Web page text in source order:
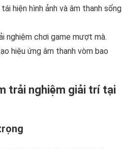
hiện hình ảnh và âm thanh sống
nghiệm chơi game mượt mà.
hiệu ứng âm thanh vòm bao
trải nghiệm giải trí tại